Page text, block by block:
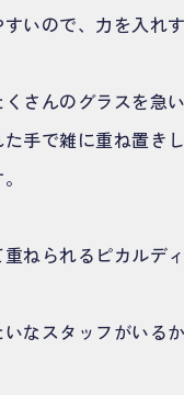
いので、力を入れ
さんのグラスを急
手で雑に重ね置き
ねられるピカルデ
なスタッフがいる